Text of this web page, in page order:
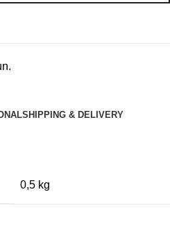
SHIPPING & DELIVERY
0,5 kg